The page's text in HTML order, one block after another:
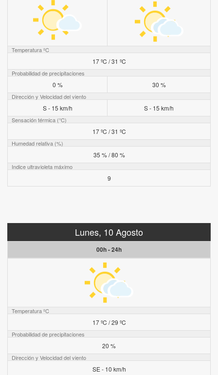
Temperatura ºC
17 ºC / 31 ºC
Probabilidad de precipitaciones
0 % 30 %
Dirección y Velocidad del viento
S - 15 km/h S - 15 km/h
Sensación térmica (°C)
17 ºC / 31 ºC
Humedad relativa (%)
35 % / 80 %
Indice ultravioleta máximo
9
Lunes, 10 Agosto
00h - 24h
Temperatura ºC
17 ºC / 29 ºC
Probabilidad de precipitaciones
20 %
Dirección y Velocidad del viento
SE - 10 km/h